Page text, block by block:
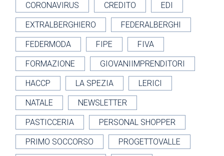
CORONAVIRUS CREDITO EDI
EXTRALBERGHIERO FEDERALBERGHI
FEDERMODA FIPE FIVA
FORMAZIONE GIOVANIIMPRENDITORI
HACCP LA SPEZIA LERICI
NATALE NEWSLETTER
PASTICCERIA PERSONAL SHOPPER
PRIMO SOCCORSO PROGETTOVALLE